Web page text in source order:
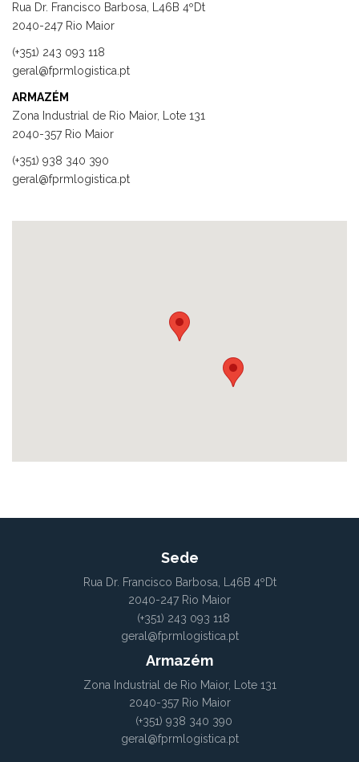
Rua Dr. Francisco Barbosa, L46B 4ºDt
2040-247 Rio Maior
(+351) 243 093 118
geral@fprmlogistica.pt
ARMAZÉM
Zona Industrial de Rio Maior, Lote 131
2040-357 Rio Maior
(+351) 938 340 390
geral@fprmlogistica.pt
Sede
Rua Dr. Francisco Barbosa, L46B 4ºDt
2040-247 Rio Maior
(+351) 243 093 118
geral@fprmlogistica.pt
Armazém
Zona Industrial de Rio Maior, Lote 131
2040-357 Rio Maior
(+351) 938 340 390
geral@fprmlogistica.pt